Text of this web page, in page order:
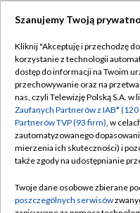
Abonament TVP
Emisja w TVP
Centrum informacji TVP
Naziemna Telewizja
Rada Programowa
Szanujemy Twoją
Kliknij "Akceptuję i przechodzę
korzystanie z technologii
dostęp do informacji na Twoim
przechowywanie oraz na
nas, czyli Telewizję Polską S.A. w
Zaufanych Partnerów z IAB*
Partnerów TVP (93 firm), w
zautomatyzowanego
mierzenia ich skuteczności) i
także zgody na udostępnianie
Twoje dane osobowe zbierane
poszczególnych serwisów